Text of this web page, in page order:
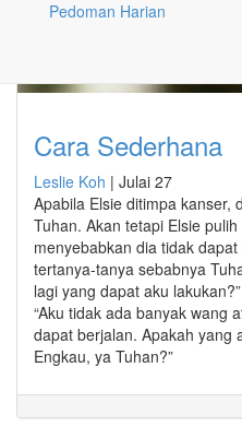
Pedoman Harian
Cara Sederhana
Leslie Koh | Julai 27
Apabila Elsie ditimpa kanser,
Tuhan. Akan tetapi Elsie
menyebabkan dia tidak
tertanya-tanya sebabnya
lagi yang dapat aku
“Aku tidak ada banyak wang
dapat berjalan. Apakah yang
Engkau, ya Tuhan?”